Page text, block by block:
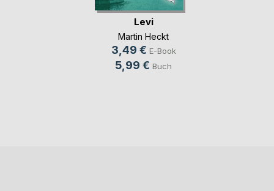
Levi
Martin Heckt
3,49 € E-Book
5,99 € Buch